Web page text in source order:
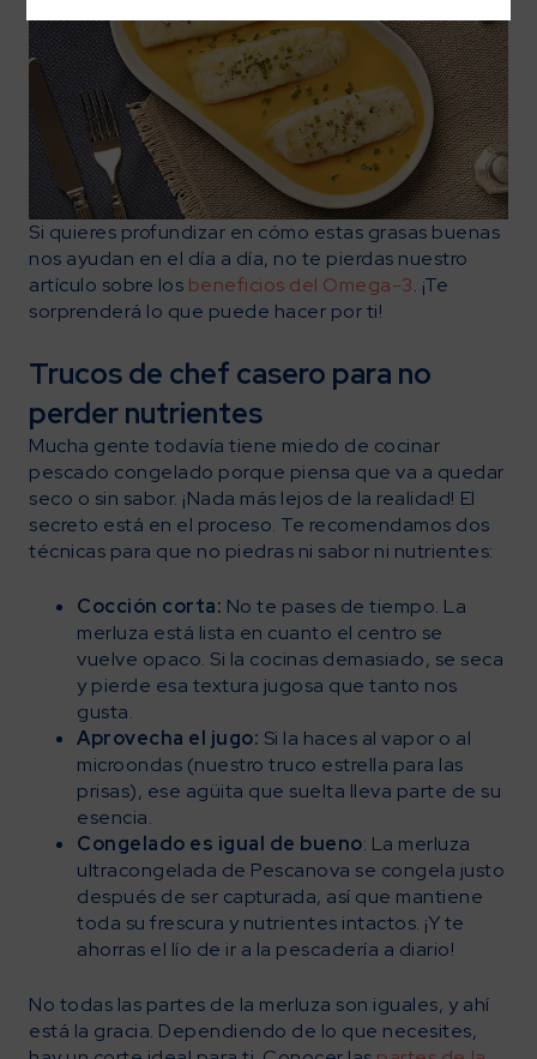
Si quieres profundizar en cómo estas grasas buenas
nos ayudan en el día a día, no te pierdas nuestro
artículo sobre los beneficios del Omega-3. ¡Te
sorprenderá lo que puede hacer por ti!
Trucos de chef casero para no
perder nutrientes
Mucha gente todavía tiene miedo de cocinar
pescado congelado porque piensa que va a quedar
seco o sin sabor. ¡Nada más lejos de la realidad! El
secreto está en el proceso. Te recomendamos dos
técnicas para que no piedras ni sabor ni nutrientes:
Cocción corta: No te pases de tiempo. La
merluza está lista en cuanto el centro se
vuelve opaco. Si la cocinas demasiado, se seca
y pierde esa textura jugosa que tanto nos
gusta.
Aprovecha el jugo: Si la haces al vapor o al
microondas (nuestro truco estrella para las
prisas), ese agüita que suelta lleva parte de su
esencia.
Congelado es igual de bueno: La merluza
ultracongelada de Pescanova se congela justo
después de ser capturada, así que mantiene
toda su frescura y nutrientes intactos. ¡Y te
ahorras el lío de ir a la pescadería a diario!
No todas las partes de la merluza son iguales, y ahí
está la gracia. Dependiendo de lo que necesites,